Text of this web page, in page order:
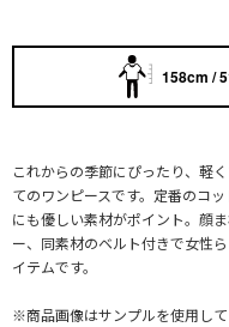
158cm /
これからの季節にぴったり、軽
てのワンピースです。定番のコ
にも優しい素材がポイント。顔
ー、同素材のベルト付きで女性
イテムです。
※商品画像はサンプルを使用し